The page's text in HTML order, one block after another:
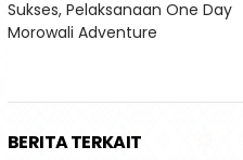
pos
Sukses, Pelaksanaan One Day
Morowali Adventure
BERITA TERKAIT